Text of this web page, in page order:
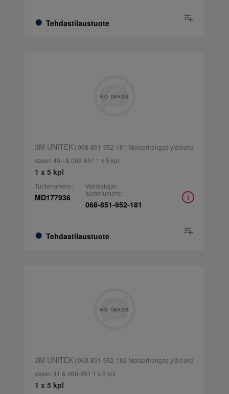
Tehdastilaustuote
3M UNITEK| 068-851-952-181 Molaarirengas yläleuka
vasen 40+ & 068-851 1 x 5 kpl
1 x 5 kpl
Tuotenumero:
MD177936
Tehdastilaustuote
Valmistajan
tuotenumero:
068-851-952-181
3M UNITEK| 068-851-952-182 Molaarirengas yläleuka
vasen 41 & 068-851 1 x 5 kpl
1 x 5 kpl